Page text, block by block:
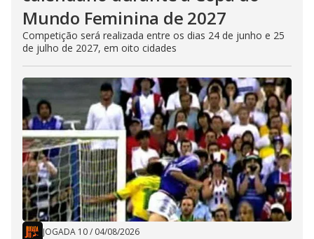
Mundo Feminina de 2027
Competição será realizada entre os dias 24 de junho e 25
de julho de 2027, em oito cidades
JOGADA 10/ 04/08/2026